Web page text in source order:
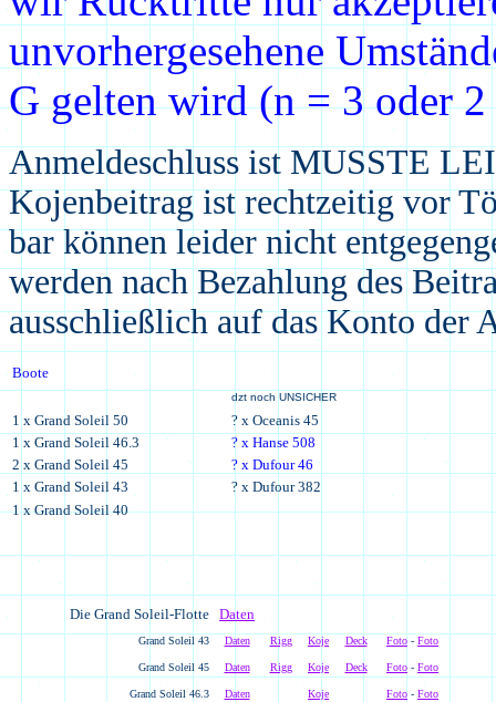
unvorhergesehene
G gelten wird (n = 3 oder
Anmeldeschluss ist MUSSTE
Kojenbeitrag ist rechtzeitig vor
bar können leider nicht
werden nach Bezahlung des
ausschließlich auf das Konto der
Boote
dzt noch UNSICHER
1 x Grand Soleil 50 ? x Oceanis 45
1 x Grand Soleil 46.3
? x Hanse 508
2 x Grand Soleil 45
? x Dufour 46
1 x Grand Soleil 43
? x Dufour 382
1x Grand Soleil 40
Die Grand Soleil-Flotte Daten
Grand Soleil 43 Daten Rigg Koje Deck Foto - Foto
Grand Soleil 45 Daten Rigg Koje Deck Foto - Foto
Grand Soleil 46.3 Daten Koje Foto - Foto